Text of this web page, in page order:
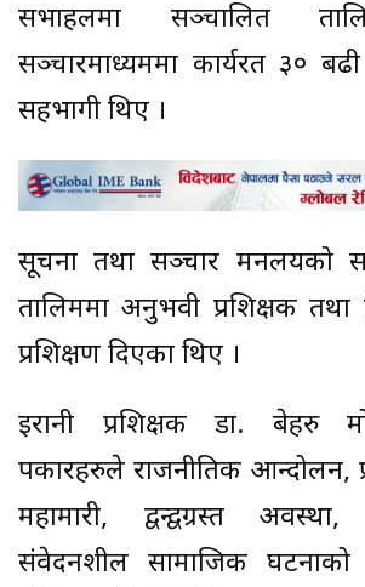
सभाहलमा सञ्चालित
सञ्चारमाध्यममा कार्यरत ३० बढी
सहभागी थिए ।
सूचना तथा सञ्चार मन्त्रालयको
तालिममा अनुभवी प्रशिक्षक तथा
प्रशिक्षण दिएका थिए ।
इरानी प्रशिक्षक डा. बेहरु
पत्रकारहरुले राजनीतिक आन्दोलन,
महामारी, द्वन्द्वग्रस्त
संवेदनशील सामाजिक घटनाको